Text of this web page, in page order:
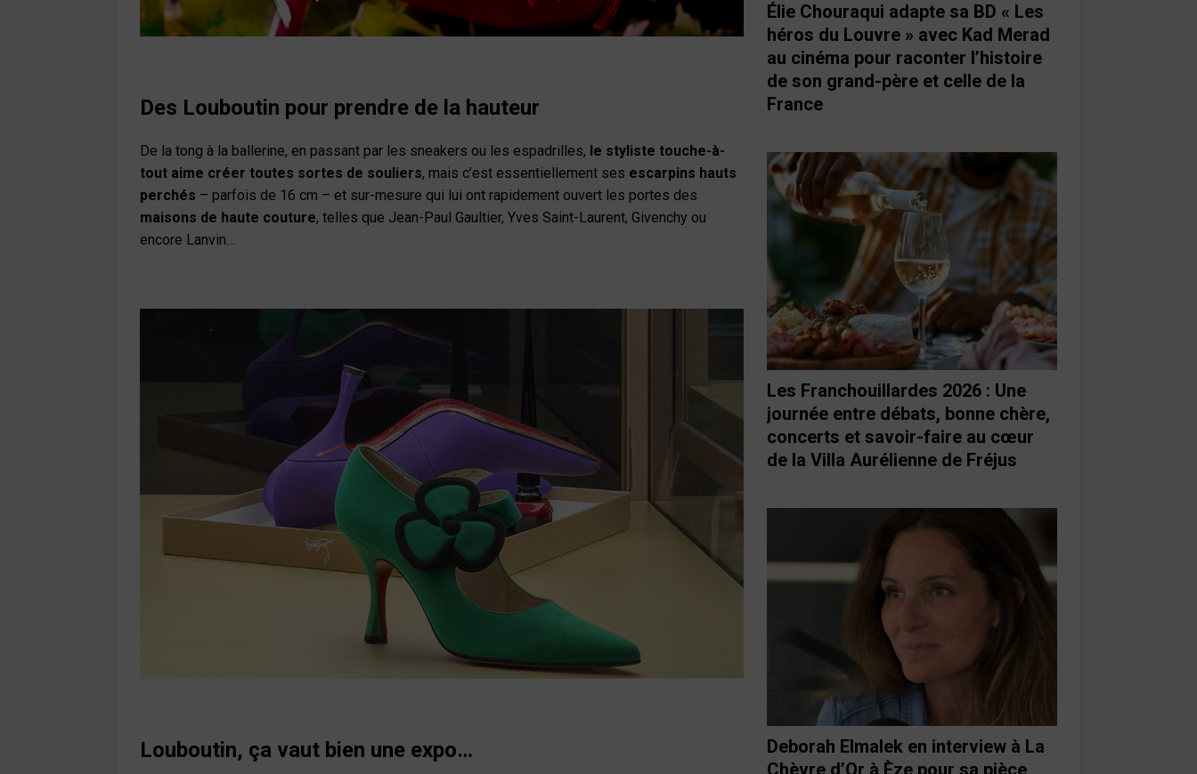
Des Louboutin pour prendre de la hauteur
De la tong à la ballerine, en passant par les sneakers ou les espadrilles, le styliste touche-à-
tout aime créer toutes sortes de souliers, mais c’est essentiellement ses escarpins hauts
perchés – parfois de 16 cm – et sur-mesure qui lui ont rapidement ouvert les portes des
maisons de haute couture, telles que Jean-Paul Gaultier, Yves Saint-Laurent, Givenchy ou
encore Lanvin…
Louboutin, ça vaut bien une expo…
Élie Chouraqui adapte sa BD « Les
héros du Louvre » avec Kad Merad
au cinéma pour raconter l’histoire
de son grand-père et celle de la
France
Les Franchouillardes 2026 : Une
journée entre débats, bonne chère,
concerts et savoir-faire au cœur
de la Villa Aurélienne de Fréjus
Deborah Elmalek en interview à La